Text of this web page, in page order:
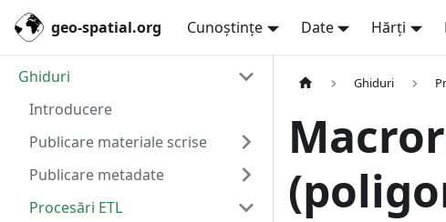
geo-spatial.org Cunoștințe Date Hărți
Ghiduri
Introducere
Publicare materiale scrise
Publicare metadate
Procesări ETL
Ghiduri